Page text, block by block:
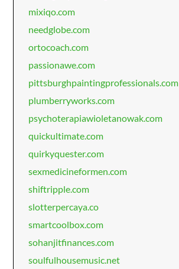
mixiqo.com
needglobe.com
ortocoach.com
passionawe.com
pittsburghpaintingprofessionals.com
plumberryworks.com
psychoterapiawioletanowak.com
quickultimate.com
quirkyquester.com
sexmedicineformen.com
shiftripple.com
slotterpercaya.co
smartcoolbox.com
sohanjitfinances.com
soulfulhousemusic.net